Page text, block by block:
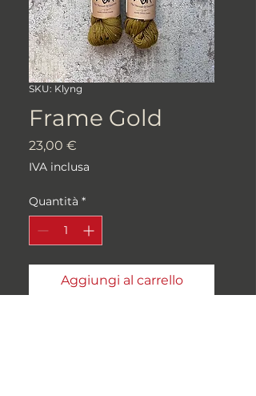
SKU: Klyng
Frame Gold
23,00 €
IVA inclusa
Quantità *
Aggiungi al carrello